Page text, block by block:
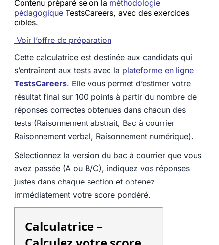
Contenu préparé selon la méthodologie
pédagogique TestsCareers, avec des exercices
ciblés.
Voir l’offre de préparation
Cette calculatrice est destinée aux candidats qui
s’entraînent aux tests avec la plateforme en ligne
TestsCareers. Elle vous permet d’estimer votre
résultat final sur 100 points à partir du nombre de
réponses correctes obtenues dans chacun des
tests (Raisonnement abstrait, Bac à courrier,
Raisonnement verbal, Raisonnement numérique).
Sélectionnez la version du bac à courrier que vous
avez passée (A ou B/C), indiquez vos réponses
justes dans chaque section et obtenez
immédiatement votre score pondéré.